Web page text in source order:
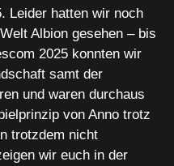
Leider hatten wir noch
Albion gesehen – bis
2025 konnten wir
samt der
und waren durchaus
von Anno trotz
trotzdem nicht
wir euch in der